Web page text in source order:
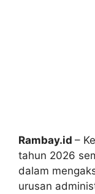
Rambay.id –
tahun 2026
dalam
urusan